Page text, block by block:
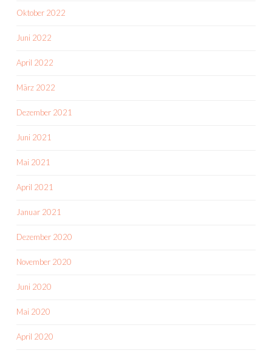
Oktober 2022
Juni 2022
April 2022
März 2022
Dezember 2021
Juni 2021
Mai 2021
April 2021
Januar 2021
Dezember 2020
November 2020
Juni 2020
Mai 2020
April 2020